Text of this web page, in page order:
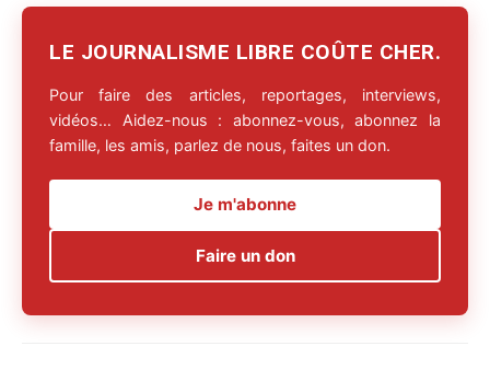
LE JOURNALISME LIBRE COÛTE CHER.
Pour faire des articles, reportages, interviews,
vidéos… Aidez-nous : abonnez-vous, abonnez la
famille, les amis, parlez de nous, faites un don.
Je m'abonne
Faire un don